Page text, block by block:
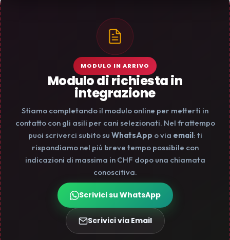
MODULO IN ARRIVO
Modulo di richiesta in
integrazione
Stiamo completando il modulo online per metterti in
contatto con gli asili per cani selezionati. Nel frattempo
puoi scriverci subito su WhatsApp o via email: ti
rispondiamo nel più breve tempo possibile con
indicazioni di massima in CHF dopo una chiamata
conoscitiva.
Scrivici su WhatsApp
Scrivici via Email